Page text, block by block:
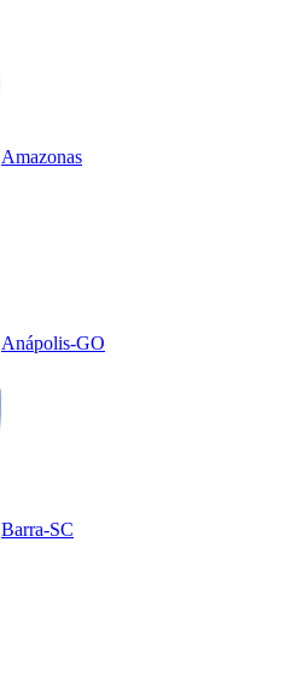
Amazonas
Anápolis-GO
Barra-SC